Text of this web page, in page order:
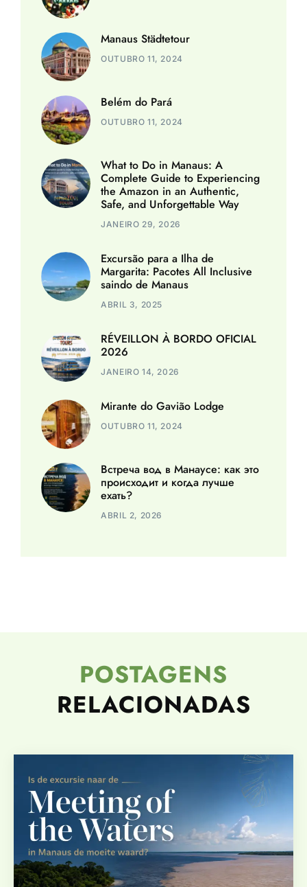
Manaus Städtetour
OUTUBRO 11, 2024
Belém do Pará
OUTUBRO 11, 2024
What to Do in Manaus: A
Complete Guide to Experiencing
the Amazon in an Authentic,
Safe, and Unforgettable Way
JANEIRO 29, 2026
Excursão para a Ilha de
Margarita: Pacotes All Inclusive
saindo de Manaus
ABRIL 3, 2025
RÉVEILLON À BORDO OFICIAL
2026
JANEIRO 14, 2026
Mirante do Gavião Lodge
OUTUBRO 11, 2024
Встреча вод в Манаусе: как это
происходит и когда лучше
ехать?
ABRIL 2, 2026
POSTAGENS
RELACIONADAS